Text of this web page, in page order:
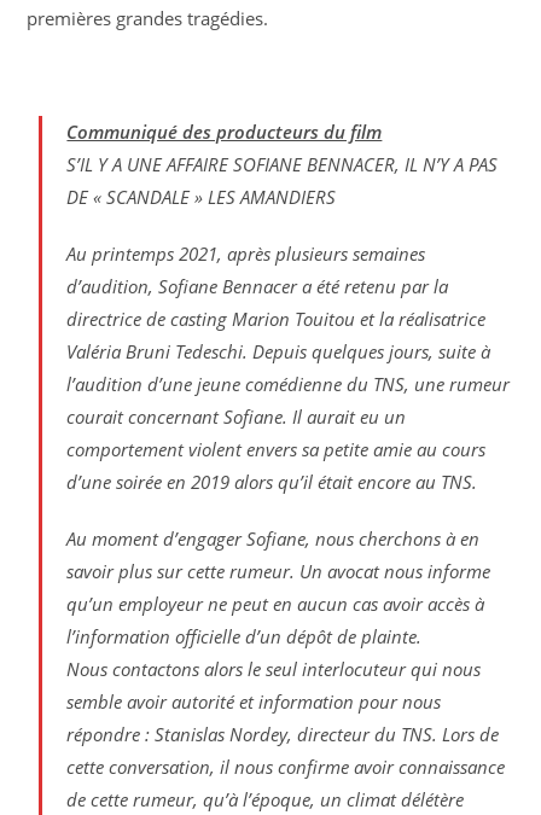
premières grandes tragédies.
Communiqué des producteurs du film
S’IL Y A UNE AFFAIRE SOFIANE BENNACER, IL N’Y A PAS
DE « SCANDALE » LES AMANDIERS
Au printemps 2021, après plusieurs semaines
d’audition, Sofiane Bennacer a été retenu par la
directrice de casting Marion Touitou et la réalisatrice
Valéria Bruni Tedeschi. Depuis quelques jours, suite à
l’audition d’une jeune comédienne du TNS, une rumeur
courait concernant Sofiane. Il aurait eu un
comportement violent envers sa petite amie au cours
d’une soirée en 2019 alors qu’il était encore au TNS.
Au moment d’engager Sofiane, nous cherchons à en
savoir plus sur cette rumeur. Un avocat nous informe
qu’un employeur ne peut en aucun cas avoir accès à
l’information officielle d’un dépôt de plainte.
Nous contactons alors le seul interlocuteur qui nous
semble avoir autorité et information pour nous
répondre : Stanislas Nordey, directeur du TNS. Lors de
cette conversation, il nous confirme avoir connaissance
de cette rumeur, qu’à l’époque, un climat délétère